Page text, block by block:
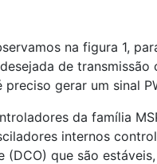
na figura 1,
de transmissão
preciso gerar um sinal
da família
internos
(DCO) que são